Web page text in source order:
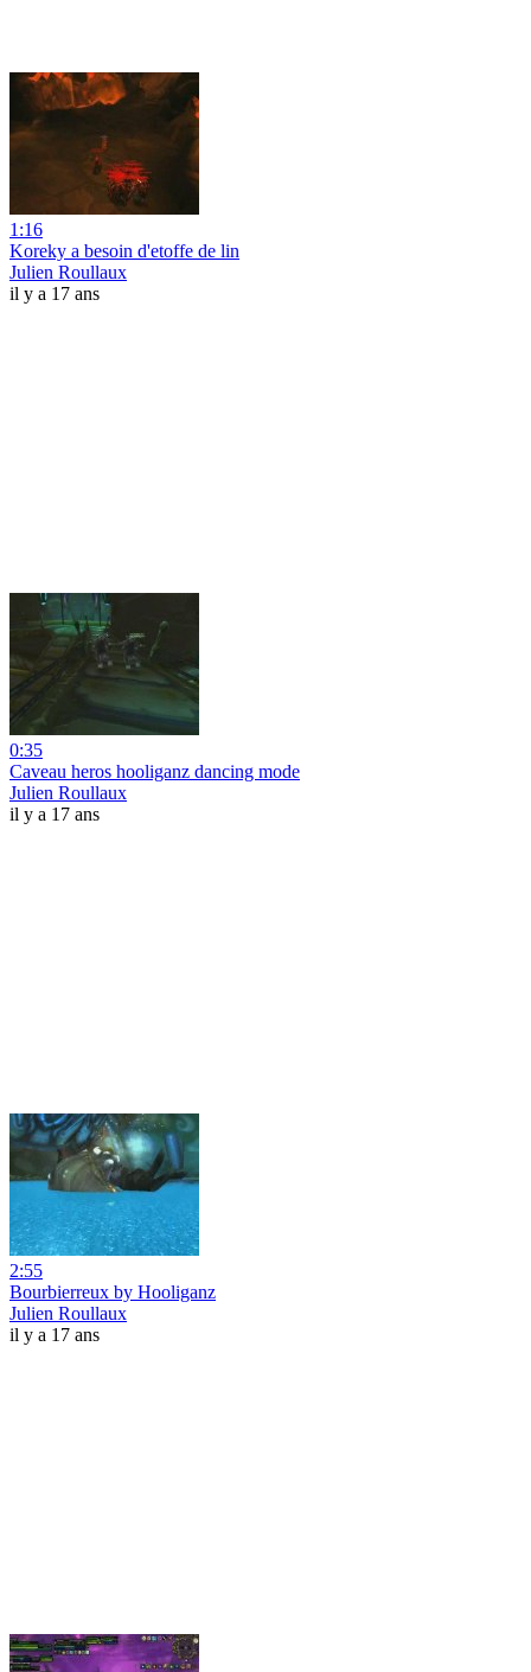
1:16
Koreky a besoin d'etoffe de lin
Julien Roullaux
il y a 17 ans
0:35
Caveau heros hooliganz dancing mode
Julien Roullaux
il y a 17 ans
2:55
Bourbierreux by Hooliganz
Julien Roullaux
il y a 17 ans